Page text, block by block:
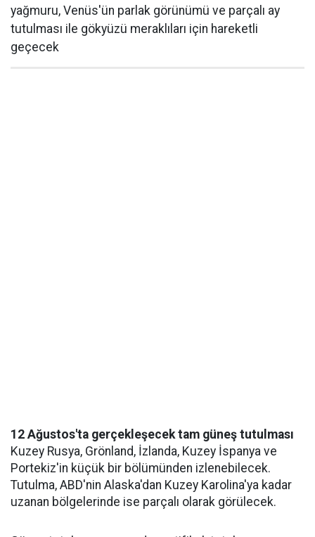
yağmuru, Venüs'ün parlak görünümü ve parçalı ay
tutulması ile gökyüzü meraklıları için hareketli
geçecek
12 Ağustos'ta gerçekleşecek tam güneş tutulması
Kuzey Rusya, Grönland, İzlanda, Kuzey İspanya ve
Portekiz'in küçük bir bölümünden izlenebilecek.
Tutulma, ABD'nin Alaska'dan Kuzey Karolina'ya kadar
uzanan bölgelerinde ise parçalı olarak görülecek.